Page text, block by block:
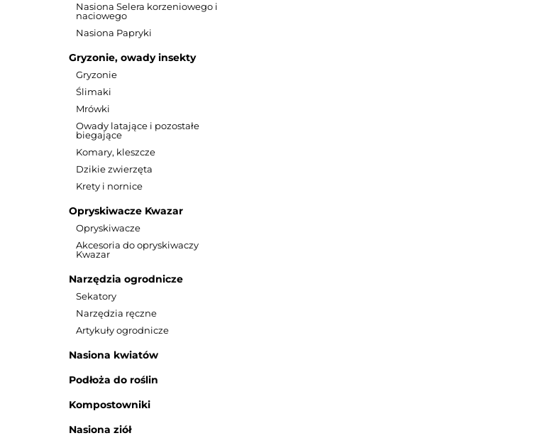
Nasiona Selera korzeniowego i
naciowego
Nasiona Papryki
Gryzonie, owady insekty
Gryzonie
Ślimaki
Mrówki
Owady latające i pozostałe
biegające
Komary, kleszcze
Dzikie zwierzęta
Krety i nornice
Opryskiwacze Kwazar
Opryskiwacze
Akcesoria do opryskiwaczy
Kwazar
Narzędzia ogrodnicze
Sekatory
Narzędzia ręczne
Artykuły ogrodnicze
Nasiona kwiatów
Podłoża do roślin
Kompostowniki
Nasiona ziół